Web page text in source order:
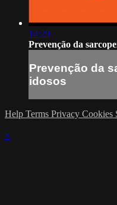
14:29
Prevenção da
Prevenção da
idosos
Help Terms Privacy Cookies
×